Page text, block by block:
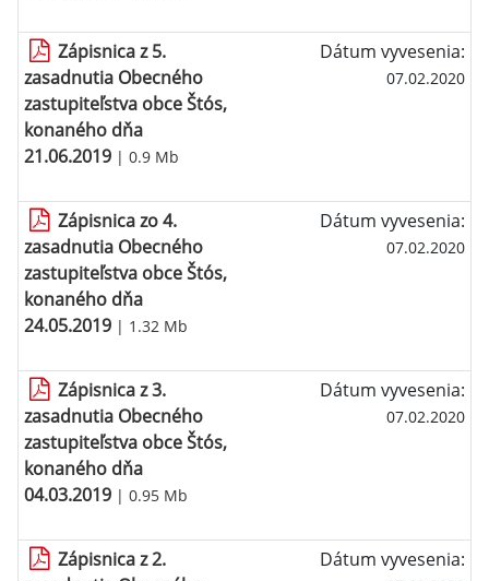
Zápisnica z 5.
zasadnutia Obecného
zastupiteľstva obce Štós,
konaného dňa
21.06.2019 | 0.9 Mb
Dátum vyvesenia:
07.02.2020
Zápisnica zo 4.
zasadnutia Obecného
zastupiteľstva obce Štós,
konaného dňa
24.05.2019 | 1.32 Mb
Dátum vyvesenia:
07.02.2020
Zápisnica z 3.
zasadnutia Obecného
zastupiteľstva obce Štós,
konaného dňa
04.03.2019 | 0.95 Mb
Dátum vyvesenia:
07.02.2020
Zápisnica z 2.
Dátum vyvesenia: